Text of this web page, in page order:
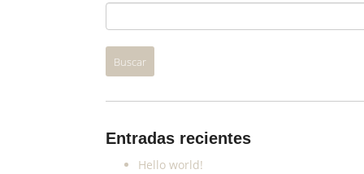
Entradas recientes
Hello world!